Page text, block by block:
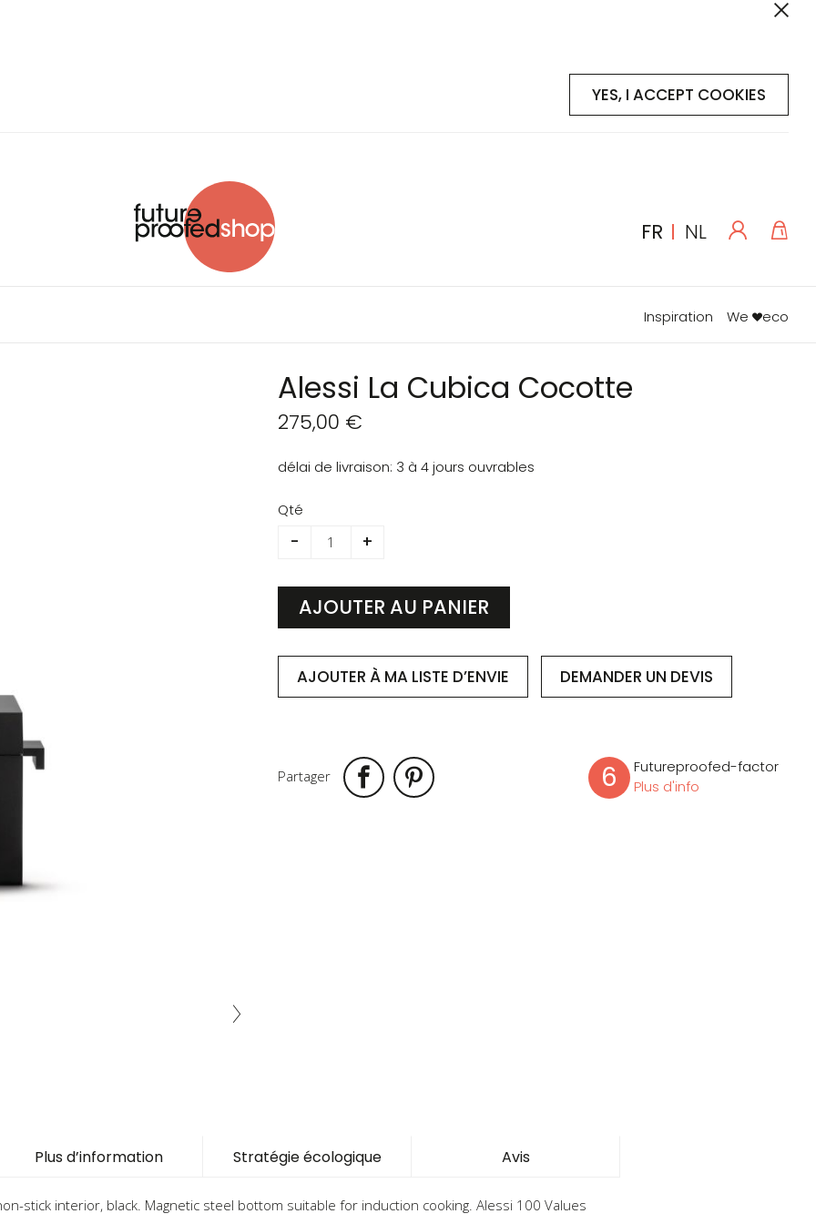
YES, I ACCEPT COOKIES
LANGUE
FR NL
Inspiration We eco
Alessi La Cubica Cocotte
275,00 €
délai de livraison 3 à 4 jours ouvrables
Qté
- +
AJOUTER AU PANIER
AJOUTER À MA LISTE D’ENVIE DEMANDER UN DEVIS
Partager 6
Futureproofed-factor
Plus d'info
stick interior, black. Magnetic steel bottom suitable for induction cooking. Alessi 100 Values
Plus d’information Stratégie écologique Avis